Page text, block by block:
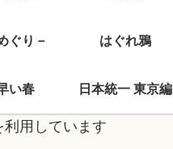
ぐり－ はぐれ鴉
い春 日本統一 東京編
用しています